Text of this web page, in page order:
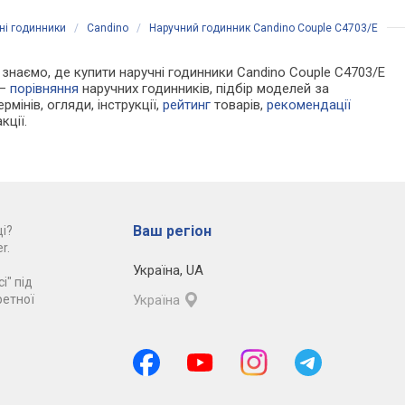
годинники / Candino / Наручний годинник Candino Couple C4703/E
де купити наручні годинники Candino Couple C4703/E
—порівняння наручних годинників, підбір моделей за
огляди, інструкції,рейтинг товарів,рекомендації
під
Ваш регіон
Україна, UA
Україна